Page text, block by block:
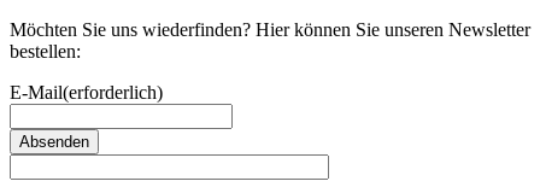
Möchten Sie uns wiederfinden? Hier können Sie unseren Newsletter
bestellen:
E-Mail(erforderlich)